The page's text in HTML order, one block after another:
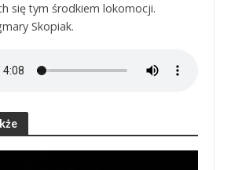
się tym środkiem lokomocji.
Skopiak.